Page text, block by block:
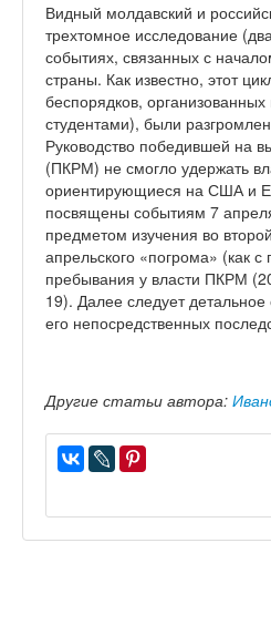
Видный молдавский и
трехтомное исследование
событиях, связанных с
страны. Как известно, этот
беспорядков,
студентами), были
Руководство победившей на
(ПКРМ) не смогло удержать
ориентирующиеся на США и
посвящены событиям 7
предметом изучения во
апрельского «погрома» (как
пребывания у власти ПКРМ
19). Далее следует
его непосредственных
Другие статьи автора: